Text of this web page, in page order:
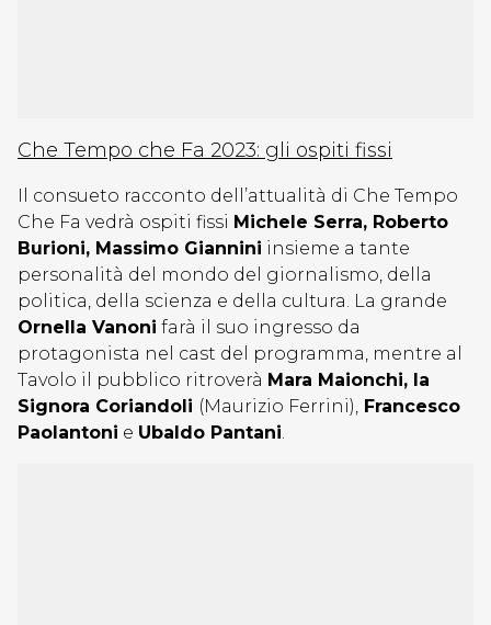
Che Tempo che Fa 2023: gli ospiti fissi
Il consueto racconto dell’attualità di Che Tempo
Che Fa vedrà ospiti fissi Michele Serra, Roberto
Burioni, Massimo Giannini insieme a tante
personalità del mondo del giornalismo, della
politica, della scienza e della cultura. La grande
Ornella Vanoni farà il suo ingresso da
protagonista nel cast del programma, mentre al
Tavolo il pubblico ritroverà Mara Maionchi, la
Signora Coriandoli (Maurizio Ferrini), Francesco
Paolantoni e Ubaldo Pantani.